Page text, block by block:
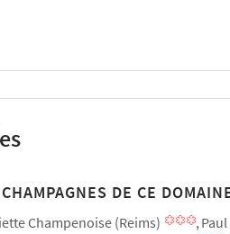
DE CE
Champenoise (Reims)